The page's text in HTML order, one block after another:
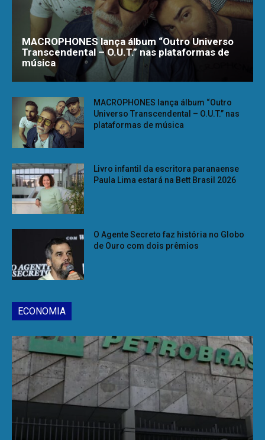
MACROPHONES lança álbum “Outro Universo
Transcendental – O.U.T.” nas plataformas de
música
MACROPHONES lança álbum “Outro
Universo Transcendental – O.U.T.” nas
plataformas de música
Livro infantil da escritora paranaense
Paula Lima estará na Bett Brasil 2026
O Agente Secreto faz história no Globo
de Ouro com dois prêmios
ECONOMIA